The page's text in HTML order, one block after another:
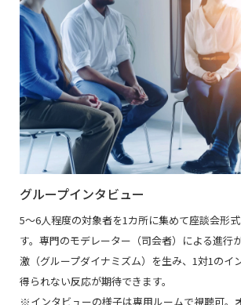
グループインタビュー
5～6人程度の対象者を1カ所に集めて座談会形
す。専門のモデレーター（司会者）による進行
激（グループダイナミズム）を生み、1対1のイ
得られない反応が期待できます。
※インタビューの様子は専用ルームで視聴可。